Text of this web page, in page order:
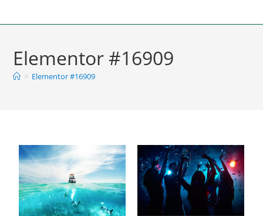
Elementor #16909
> Elementor #16909